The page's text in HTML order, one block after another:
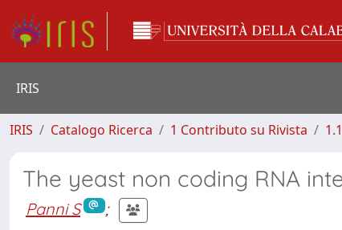
IRIS
IRIS Catalogo Ricerca 1 Contributo su Rivista
The yeast non coding RNA
Panni S
;